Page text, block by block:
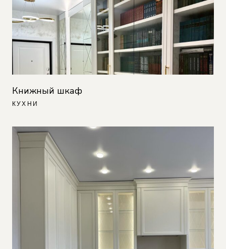
Книжный шкаф
КУХНИ